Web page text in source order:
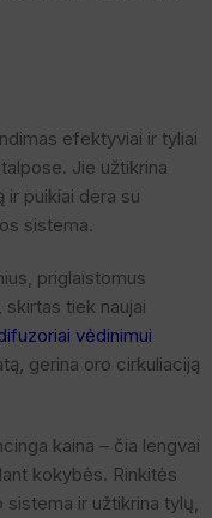
efektyviai ir tyliai
Jie užtikrina
puikiai dera su
sistema.
priglaistomus
tiek naujai
vėdinimui
gerina oro cirkuliaciją
kaina – čia lengvai
kokybės. Rinkitės
ir užtikrina tylų,